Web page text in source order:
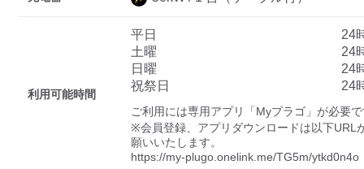
三菱ディーラーを表示
トヨタディーラーを表
利用可能時間
平日
24
土曜
24
日曜
24
祝祭日
24
ご利用には専用アプリ「Myプラゴ」が必要
※会員登録、アプリダウンロードは以下URL
願いいたします。
https://my-plugo.onelink.me/TG5m/ytkd0n4o